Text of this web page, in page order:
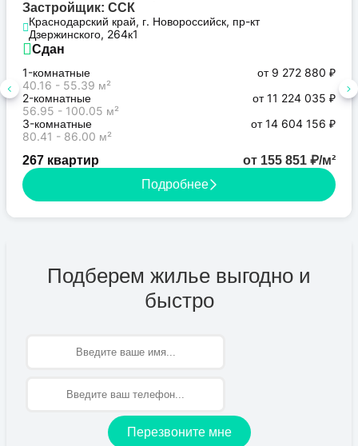
Застройщик: ССК
Краснодарский край, г. Новороссийск, пр-кт
Дзержинского, 264к1
Сдан
1-комнатные
40.16 - 55.39 м²
от 9 272 880 ₽
2-комнатные
56.95 - 100.05 м²
от 11 224 035 ₽
3-комнатные
80.41 - 86.00 м²
от 14 604 156 ₽
267 квартир
от 155 851 ₽/м²
Подробнее
Подберем жилье выгодно и
быстро
Перезвоните мне